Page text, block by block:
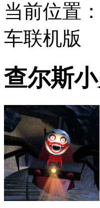
当前位置：
车联机版
查尔斯